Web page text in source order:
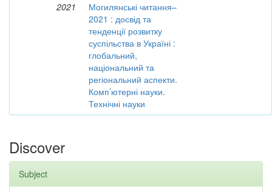
2021
Могилянські читання–
2021 : досвід та
тенденції розвитку
суспільства в Україні :
глобальний,
національний та
регіональний аспекти.
Комп’ютерні науки.
Технічні науки
Discover
Subject